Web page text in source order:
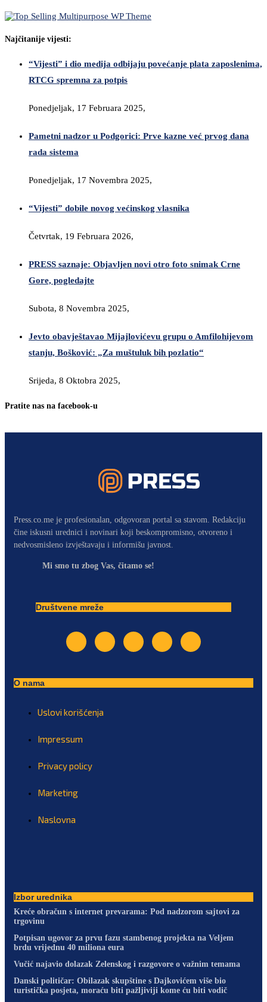
Najčitanije vijesti:
“Vijesti” i dio medija odbijaju povećanje plata zaposlenima,
RTCG spremna za potpis
Ponedjeljak, 17 Februara 2025,
Pametni nadzor u Podgorici: Prve kazne već prvog dana
rada sistema
Ponedjeljak, 17 Novembra 2025,
“Vijesti” dobile novog većinskog vlasnika
Četvrtak, 19 Februara 2026,
PRESS saznaje: Objavljen novi otro foto snimak Crne
Gore, pogledajte
Subota, 8 Novembra 2025,
Jevto obavještavao Mijajlovićevu grupu o Amfilohijevom
stanju, Bošković: „Za muštuluk bih pozlatio“
Srijeda, 8 Oktobra 2025,
Pratite nas na facebook-u
Press.co.me je profesionalan, odgovoran portal sa stavom. Redakciju
čine iskusni urednici i novinari koji beskompromisno, otvoreno i
nedvosmisleno izvještavaju i informišu javnost.
Mi smo tu zbog Vas, čitamo se!
Društvene mreže
O nama
Uslovi korišćenja
Impressum
Privacy policy
Marketing
Naslovna
Izbor urednika
Kreće obračun s internet prevarama: Pod nadzorom sajtovi za
trgovinu
Potpisan ugovor za prvu fazu stambenog projekta na Veljem
brdu vrijednu 40 miliona eura
Vučić najavio dolazak Zelenskog i razgovore o važnim temama
Danski političar: Obilazak skupštine s Dajkovićem više bio
turistička posjeta, moraću biti pažljiviji kome ću biti vodič